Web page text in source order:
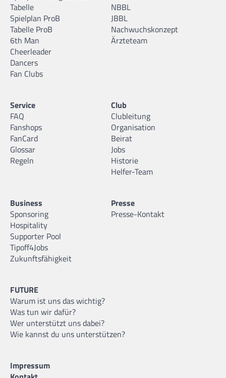
Tabelle
Spielplan ProB
Tabelle ProB
6th Man
Cheerleader
Dancers
Fan Clubs
NBBL
JBBL
Nachwuchskonzept
Ärzteteam
Service
FAQ
Fanshops
FanCard
Glossar
Regeln
Club
Clubleitung
Organisation
Beirat
Jobs
Historie
Helfer-Team
Business
Sponsoring
Hospitality
Supporter Pool
Tipoff4Jobs
Zukunftsfähigkeit
Presse
Presse-Kontakt
FUTURE
Warum ist uns das wichtig?
Was tun wir dafür?
Wer unterstützt uns dabei?
Wie kannst du uns unterstützen?
Impressum